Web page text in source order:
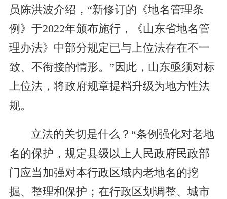
员陈洪波介绍，“新修订的《地名管理条
例》于2022年颁布施行，《山东省地名管
理办法》中部分规定已与上位法存在不一
致、不衔接的情形。”因此，山东亟须对标
上位法，将政府规章提档升级为地方性法
规。
立法的关切是什么？“条例强化对老地
名的保护，规定县级以上人民政府民政部
门应当加强对本行政区域内老地名的挖
掘、整理和保护；在行政区划调整、城市